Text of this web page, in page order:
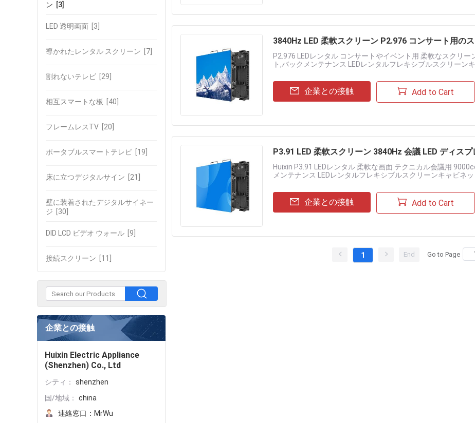
ン [3]
LED 透明画面 [3]
導かれたレンタル スクリーン [7]
割れないテレビ [29]
相互スマートな板 [40]
フレームレスTV [20]
ポータブルスマートテレビ [19]
床に立つデジタルサイン [21]
壁に装着されたデジタルサイネー
ジ [30]
DID LCD ビデオ ウォール [9]
接続スクリーン [11]
企業との接触
Huixin Electric Appliance
(Shenzhen) Co., Ltd
シティ：
shenzhen
国/地域：
china
連絡窓口： MrWu
3840Hz LED 柔軟スクリーン P2.976 コンサート用の
P2.976 LEDレンタル コンサートやイベント用 柔軟なスクリ
ト,バックメンテナンス LEDレンタルフレキシブルスクリー
企業との接触 Add to Cart
P3.91 LED 柔軟スクリーン 3840Hz 会議 LED ディス
Huixin P3.91 LEDレンタル 柔軟な画面 テクニカル会議用
メンテナンス LEDレンタルフレキシブルスクリーンキャビネ
企業との接触 Add to Cart
1 End Go to Page